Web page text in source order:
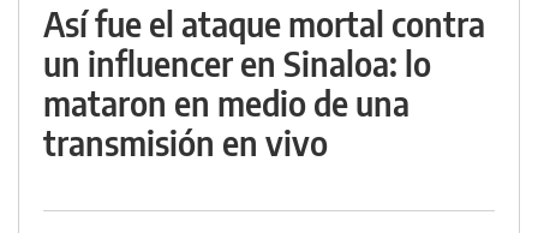
Así fue el ataque mortal contra
un influencer en Sinaloa: lo
mataron en medio de una
transmisión en vivo